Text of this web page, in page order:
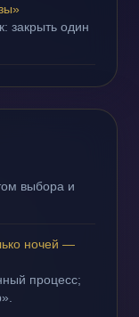
закрыть один
выбора и
ночей —
процесс;